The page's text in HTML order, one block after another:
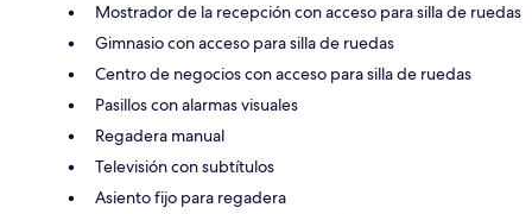
Mostrador de la recepción con acceso para silla de ruedas
Gimnasio con acceso para silla de ruedas
Centro de negocios con acceso para silla de ruedas
Pasillos con alarmas visuales
Regadera manual
Televisión con subtítulos
Asiento fijo para regadera